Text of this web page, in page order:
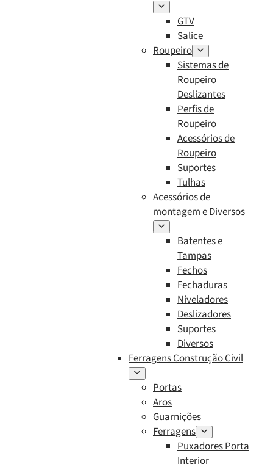
GTV
Salice
Roupeiro
Sistemas de
Roupeiro
Deslizantes
Perfis de
Roupeiro
Acessórios de
Roupeiro
Suportes
Tulhas
Acessórios de
montagem e Diversos
Batentes e
Tampas
Fechos
Fechaduras
Niveladores
Deslizadores
Suportes
Diversos
Ferragens Construção Civil
Portas
Aros
Guarnições
Ferragens
Puxadores Porta
Interior